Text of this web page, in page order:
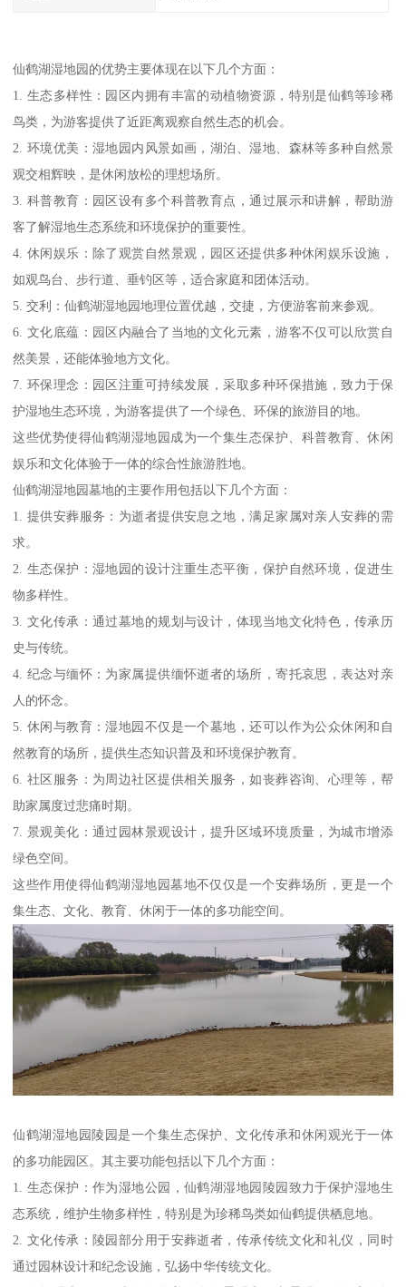
仙鹤湖湿地园的优势主要体现在以下几个方面：
1. 生态多样性：园区内拥有丰富的动植物资源，特别是仙鹤等珍稀
鸟类，为游客提供了近距离观察自然生态的机会。
2. 环境优美：湿地园内风景如画，湖泊、湿地、森林等多种自然景
观交相辉映，是休闲放松的理想场所。
3. 科普教育：园区设有多个科普教育点，通过展示和讲解，帮助游
客了解湿地生态系统和环境保护的重要性。
4. 休闲娱乐：除了观赏自然景观，园区还提供多种休闲娱乐设施，
如观鸟台、步行道、垂钓区等，适合家庭和团体活动。
5. 交利：仙鹤湖湿地园地理位置优越，交捷，方便游客前来参观。
6. 文化底蕴：园区内融合了当地的文化元素，游客不仅可以欣赏自
然美景，还能体验地方文化。
7. 环保理念：园区注重可持续发展，采取多种环保措施，致力于保
护湿地生态环境，为游客提供了一个绿色、环保的旅游目的地。
这些优势使得仙鹤湖湿地园成为一个集生态保护、科普教育、休闲
娱乐和文化体验于一体的综合性旅游胜地。
仙鹤湖湿地园墓地的主要作用包括以下几个方面：
1. 提供安葬服务：为逝者提供安息之地，满足家属对亲人安葬的需
求。
2. 生态保护：湿地园的设计注重生态平衡，保护自然环境，促进生
物多样性。
3. 文化传承：通过墓地的规划与设计，体现当地文化特色，传承历
史与传统。
4. 纪念与缅怀：为家属提供缅怀逝者的场所，寄托哀思，表达对亲
人的怀念。
5. 休闲与教育：湿地园不仅是一个墓地，还可以作为公众休闲和自
然教育的场所，提供生态知识普及和环境保护教育。
6. 社区服务：为周边社区提供相关服务，如丧葬咨询、心理等，帮
助家属度过悲痛时期。
7. 景观美化：通过园林景观设计，提升区域环境质量，为城市增添
绿色空间。
这些作用使得仙鹤湖湿地园墓地不仅仅是一个安葬场所，更是一个
集生态、文化、教育、休闲于一体的多功能空间。
仙鹤湖湿地园陵园是一个集生态保护、文化传承和休闲观光于一体
的多功能园区。其主要功能包括以下几个方面：
1. 生态保护：作为湿地公园，仙鹤湖湿地园陵园致力于保护湿地生
态系统，维护生物多样性，特别是为珍稀鸟类如仙鹤提供栖息地。
2. 文化传承：陵园部分用于安葬逝者，传承传统文化和礼仪，同时
通过园林设计和纪念设施，弘扬中华传统文化。